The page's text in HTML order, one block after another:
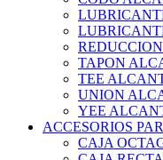
TAPON
TEE
UNION
YEE
ACCESORIOS
CAJA